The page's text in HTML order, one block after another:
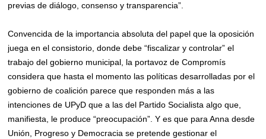
previas de diálogo, consenso y transparencia”.
Convencida de la importancia absoluta del papel que la oposición
juega en el consistorio, donde debe “fiscalizar y controlar” el
trabajo del gobierno municipal, la portavoz de Compromís
considera que hasta el momento las políticas desarrolladas por el
gobierno de coalición parece que responden más a las
intenciones de UPyD que a las del Partido Socialista algo que,
manifiesta, le produce “preocupación”. Y es que para Anna desde
Unión, Progreso y Democracia se pretende gestionar el